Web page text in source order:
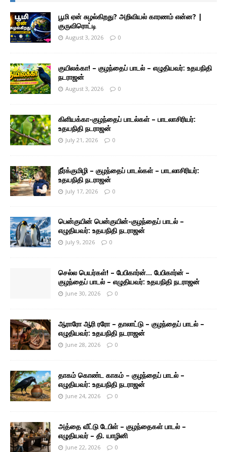
பூமி ஏன் சுழல்கிறது? அறிவியல் காரணம் என்ன? |
குருவிரொட்டி
August 3, 2026 0
குயிலக்கா! – குழந்தைப் பாடல் – எழுதியவர்: உதயநிதி
நடராஜன்
August 3, 2026 0
கிளியக்கா-குழந்தைப் பாடல்கள் – பாடலாசிரியர்:
உதயநிதி நடராஜன்
July 21, 2026 0
நீர்க்குமிழி – குழந்தைப் பாடல்கள் – பாடலாசிரியர்:
உதயநிதி நடராஜன்
July 17, 2026 0
பென்குயின் பென்குயின்-குழந்தைப் பாடல் –
எழுதியவர்: உதயநிதி நடராஜன்
July 9, 2026 0
செல்ல பெயர்கள்! – பேபிகார்ன்… பேபிகார்ன் –
குழந்தைப் பாடல் – எழுதியவர்: உதயநிதி நடராஜன்
June 30, 2026 0
ஆராரோ ஆரி ரரோ – தாலாட்டு – குழந்தைப் பாடல் –
எழுதியவர்: உதயநிதி நடராஜன்
June 28, 2026 0
தாகம் கொண்ட காகம் – குழந்தைப் பாடல் –
எழுதியவர்: உதயநிதி நடராஜன்
June 24, 2026 0
அத்தை வீட்டு டேபிள் – குழந்தைகள் பாடல் –
எழுதியவர் – தி. யாழினி
June 22, 2026 0